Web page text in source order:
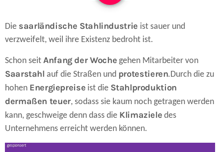
Die saarländische Stahlindustrie ist sauer und
verzweifelt, weil ihre Existenz bedroht ist.
Schon seit Anfang der Woche gehen Mitarbeiter von
Saarstahl auf die Straßen und protestieren.Durch die zu
hohen Energiepreise ist die Stahlproduktion
dermaßen teuer, sodass sie kaum noch getragen werden
kann, geschweige denn dass die Klimaziele des
Unternehmens erreicht werden können.